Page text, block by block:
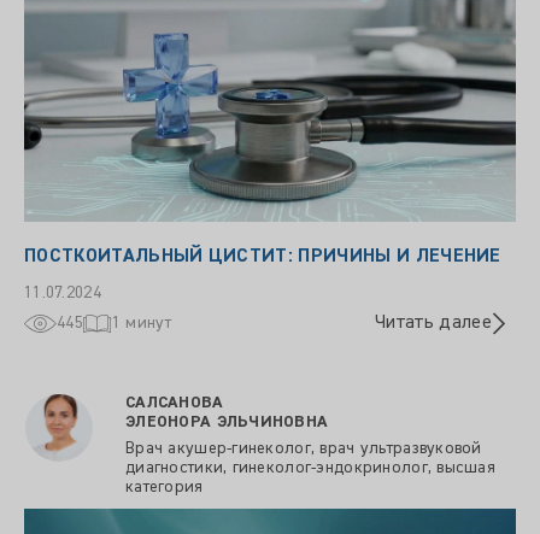
ПОСТКОИТАЛЬНЫЙ ЦИСТИТ: ПРИЧИНЫ И ЛЕЧЕНИЕ
11.07.2024
445
1 минут Читать далее
САЛСАНОВА
ЭЛЕОНОРА ЭЛЬЧИНОВНА
Врач акушер-гинеколог, врач ультразвуковой
диагностики, гинеколог-эндокринолог, высшая
категория